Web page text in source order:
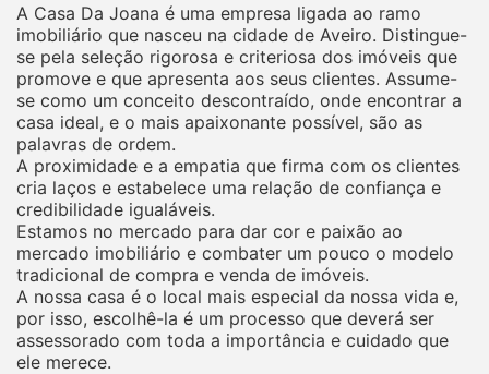
A Casa Da Joana é uma empresa ligada ao ramo
imobiliário que nasceu na cidade de Aveiro. Distingue-
se pela seleção rigorosa e criteriosa dos imóveis que
promove e que apresenta aos seus clientes. Assume-
se como um conceito descontraído, onde encontrar a
casa ideal, e o mais apaixonante possível, são as
palavras de ordem.
A proximidade e a empatia que firma com os clientes
cria laços e estabelece uma relação de confiança e
credibilidade igualáveis.
Estamos no mercado para dar cor e paixão ao
mercado imobiliário e combater um pouco o modelo
tradicional de compra e venda de imóveis.
A nossa casa é o local mais especial da nossa vida e,
por isso, escolhê-la é um processo que deverá ser
assessorado com toda a importância e cuidado que
ele merece.